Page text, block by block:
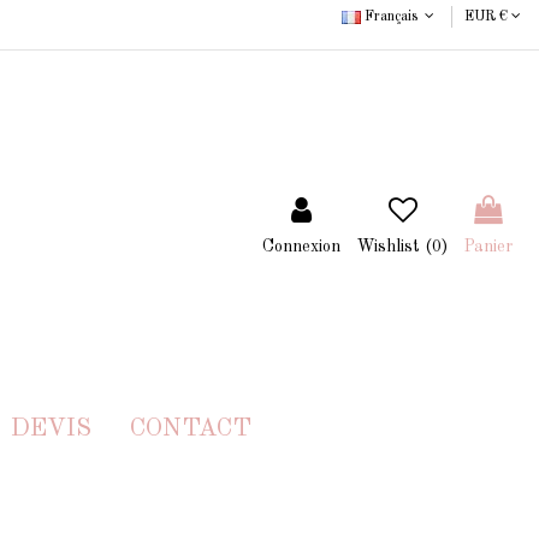
Français EUR €
Connexion Wishlist (0) Panier
DEVIS CONTACT